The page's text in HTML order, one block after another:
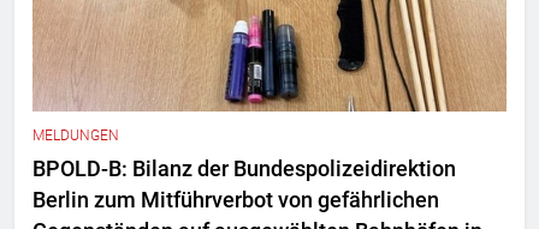
MELDUNGEN
BPOLD-B: Bilanz der Bundespolizeidirektion
Berlin zum Mitführverbot von gefährlichen